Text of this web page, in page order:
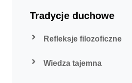
Tradycje duchowe
Refleksje filozoficzne
Wiedza tajemna